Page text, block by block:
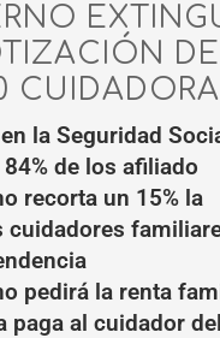
DE
la Seguridad
de los afiliado
recorta un 15% la
cuidadores
pedirá la renta
paga al cuidador del